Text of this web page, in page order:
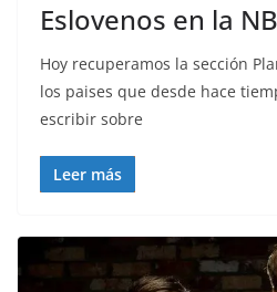
Eslovenos en la
Hoy recuperamos la sección
los paises que desde hace
escribir sobre
Leer más